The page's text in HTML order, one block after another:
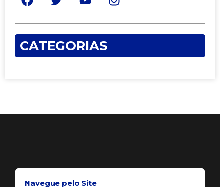
CATEGORIAS
Navegue pelo Site